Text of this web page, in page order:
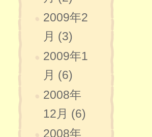
2009年2
月 (3)
2009年1
月 (6)
2008年
12月 (6)
2008年